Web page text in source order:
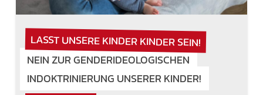
LASST UNSERE KINDER KINDER SEIN!
NEIN ZUR GENDERIDEOLOGISCHEN
INDOKTRINIERUNG UNSERER KINDER!